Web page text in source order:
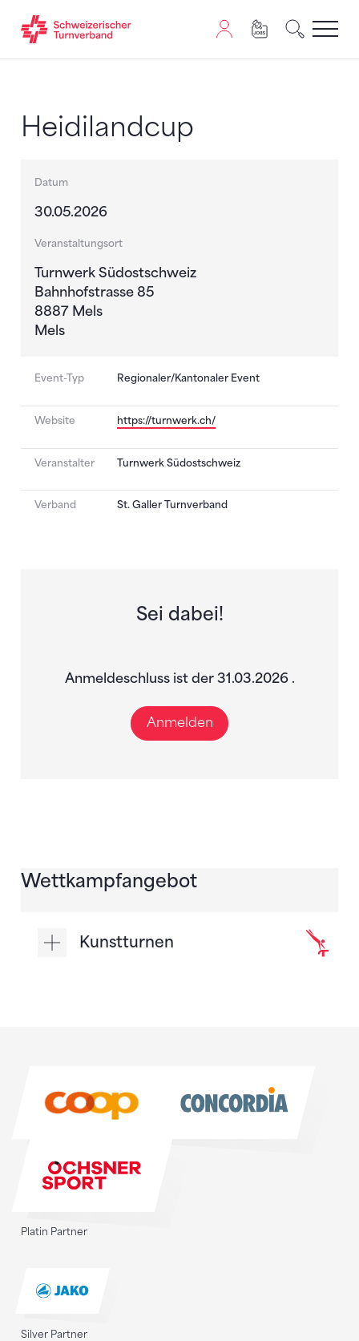
Heidilandcup
Datum
30.05.2026
Veranstaltungsort
Turnwerk Südostschweiz
Bahnhofstrasse 85
8887 Mels
Mels
Event-Typ Regionaler/Kantonaler Event
Website https://turnwerk.ch/
Veranstalter Turnwerk Südostschweiz
Verband St. Galler Turnverband
Sei dabei!
Anmeldeschluss ist der 31.03.2026 .
Anmelden
Wettkampfangebot
Kunstturnen
Platin Partner
Silver Partner